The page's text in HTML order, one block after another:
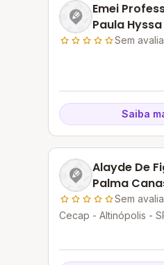
Emei
Paula Hyssa
Sem
Saiba
Alayde De
Palma
Sem
Cecap - Altinópolis -